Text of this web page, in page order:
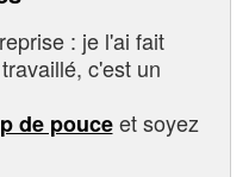
: je l'ai fait
c'est un
de pouceet soyez